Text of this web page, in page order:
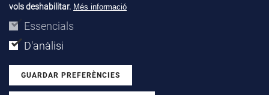
Avís legal Perfil del contractant
vols deshabilitar. Més informació
Essencials
D'anàlisi
GUARDAR PREFERÈNCIES